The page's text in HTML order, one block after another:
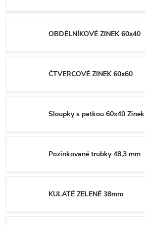
OBDÉLNÍKOVÉ ZINEK 60x40
ČTVERCOVÉ ZINEK 60x60
Sloupky s patkou 60x40 Zinek
Pozinkované trubky 48,3 mm
KULATÉ ZELENÉ 38mm